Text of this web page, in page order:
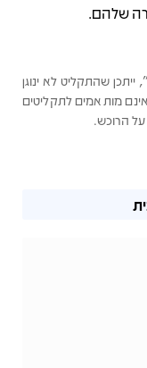
שלהם.
שהתקליט לא ינוגן
מותאמים לתקליטים
הרוכש.